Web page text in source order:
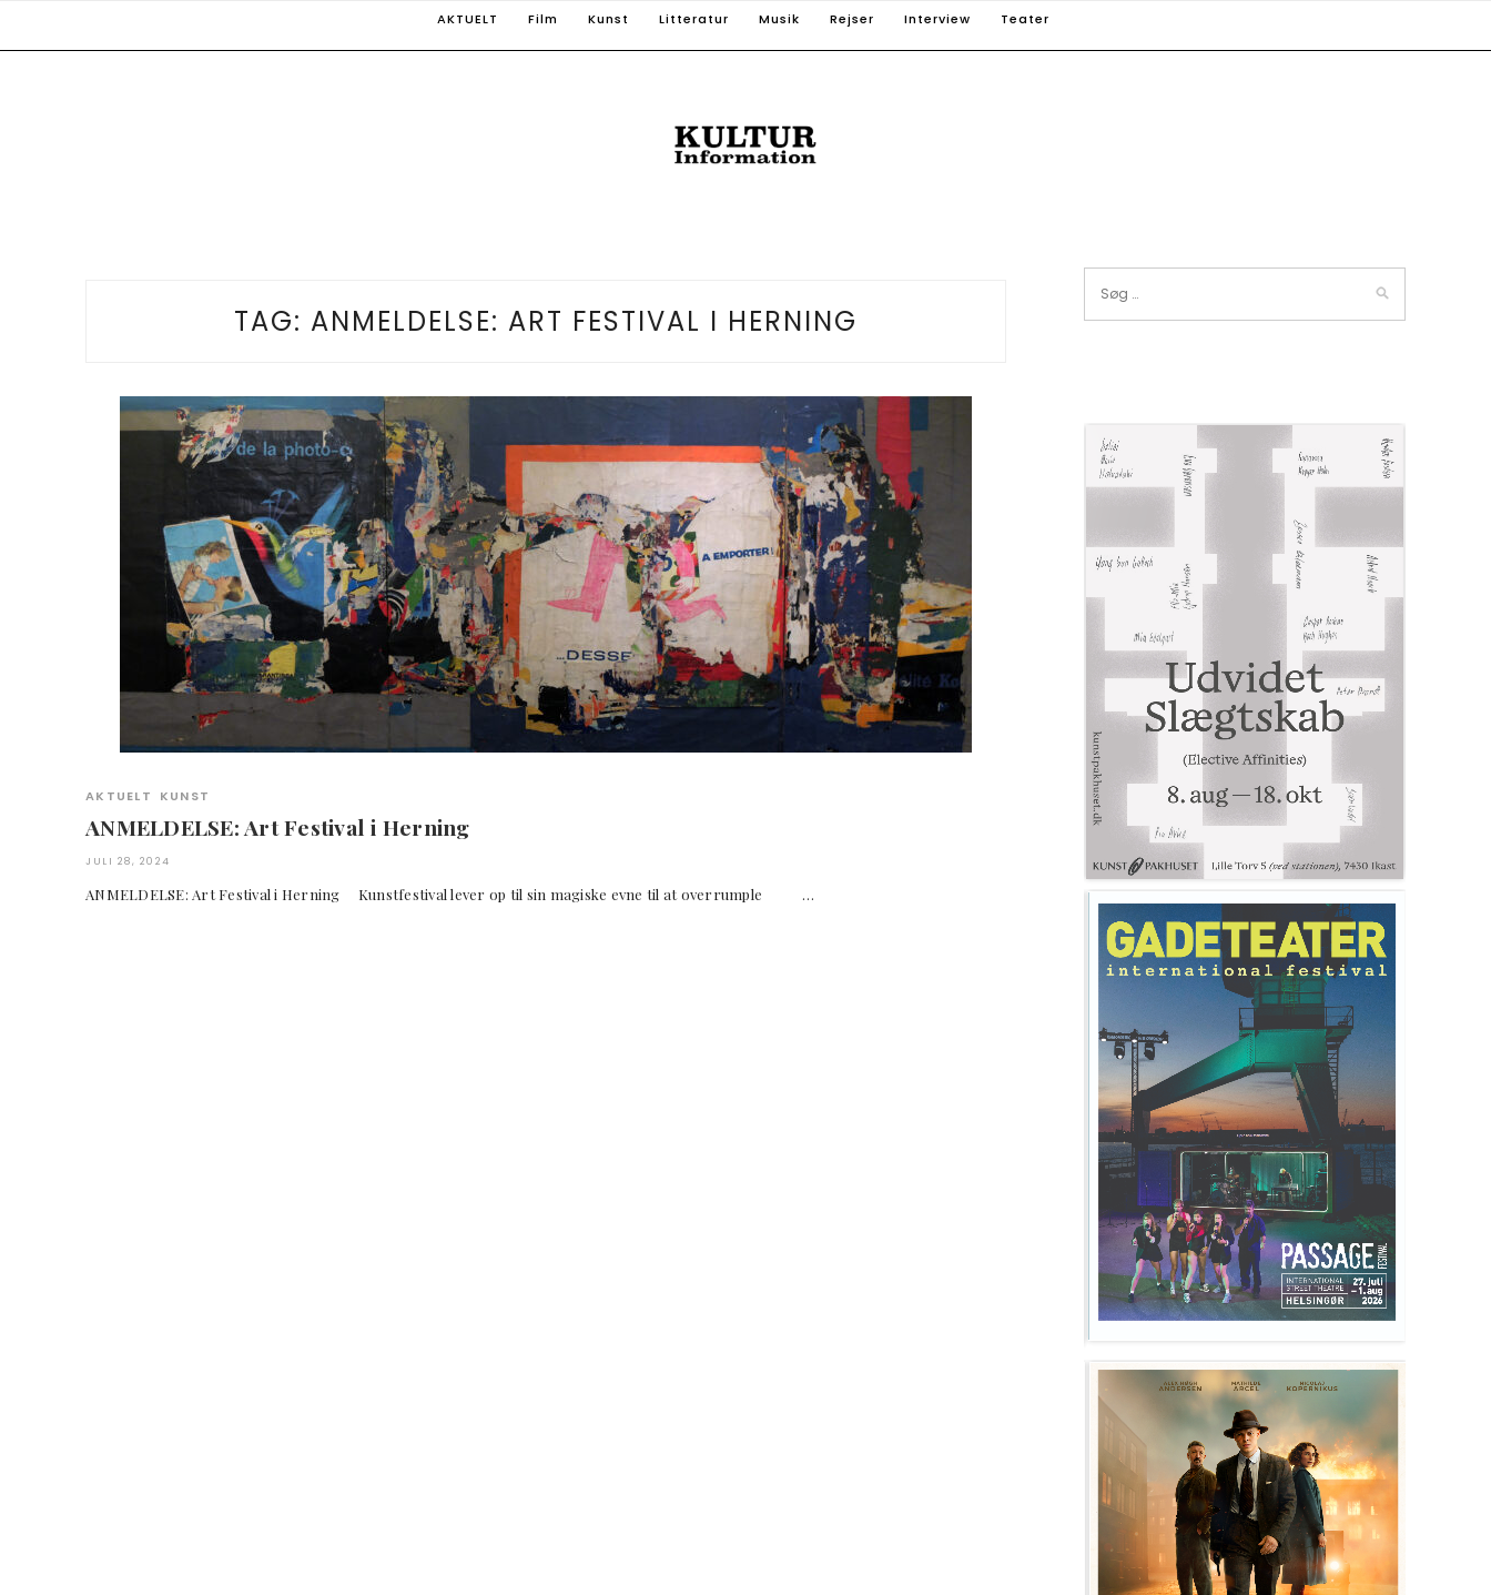
AKTUELT Film Kunst Litteratur Musik Rejser Interview Teater
TAG: ANMELDELSE: ART FESTIVAL I HERNING
AKTUELT KUNST
ANMELDELSE: Art Festival i Herning
JULI 28, 2024
ANMELDELSE: Art Festival i Herning Kunstfestival lever op til sin magiske evne til at overrumple …